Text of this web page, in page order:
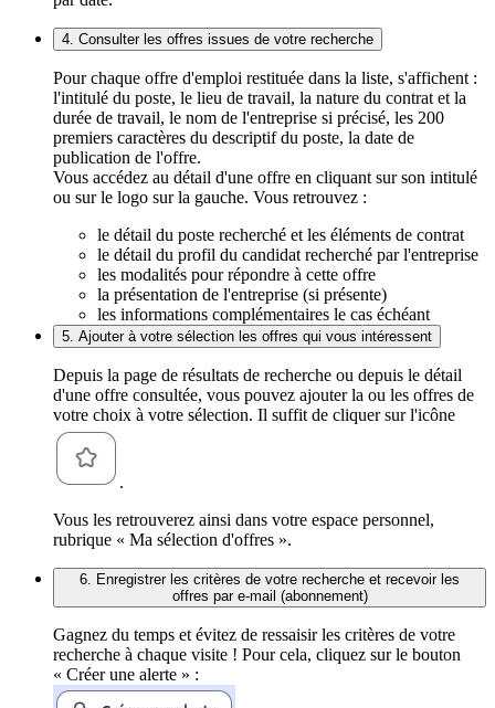
4. Consulter les offres issues de votre recherche
Pour chaque offre d'emploi restituée dans la liste, s'affichent :
l'intitulé du poste, le lieu de travail, la nature du contrat et la
durée de travail, le nom de l'entreprise si précisé, les 200
premiers caractères du descriptif du poste, la date de
publication de l'offre.
Vous accédez au détail d'une offre en cliquant sur son intitulé
ou sur le logo sur la gauche. Vous retrouvez :
le détail du poste recherché et les éléments de contrat
le détail du profil du candidat recherché par l'entreprise
les modalités pour répondre à cette offre
la présentation de l'entreprise (si présente)
les informations complémentaires le cas échéant
5. Ajouter à votre sélection les offres qui vous intéressent
Depuis la page de résultats de recherche ou depuis le détail
d'une offre consultée, vous pouvez ajouter la ou les offres de
votre choix à votre sélection. Il suffit de cliquer sur l'icône
.
Vous les retrouverez ainsi dans votre espace personnel,
rubrique « Ma sélection d'offres ».
6. Enregistrer les critères de votre recherche et recevoir les
offres par e-mail (abonnement)
Gagnez du temps et évitez de ressaisir les critères de votre
recherche à chaque visite ! Pour cela, cliquez sur le bouton
« Créer une alerte » :